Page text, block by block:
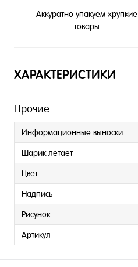
Аккуратно упакуем хрупкие
товары
ХАРАКТЕРИСТИКИ
Прочие
Информационные выноски
Шарик летает
Цвет
Надпись
Рисунок
Артикул